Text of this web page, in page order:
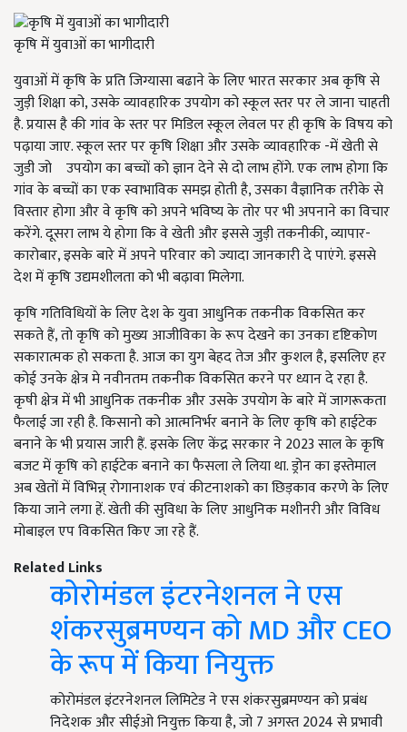
कृषि में युवाओं का भागीदारी
युवाओं में कृषि के प्रति जिग्यासा बढाने के लिए भारत सरकार अब कृषि से
जुड़ी शिक्षा को, उसके व्यावहारिक उपयोग को स्कूल स्तर पर ले जाना चाहती
है. प्रयास है की गांव के स्तर पर मिडिल स्कूल लेवल पर ही कृषि के विषय को
पढ़ाया जाए. स्कूल स्तर पर कृषि शिक्षा और उसके व्यावहारिक -में खेती से
जुडी जो उपयोग का बच्चों को ज्ञान देने से दो लाभ होंगे. एक लाभ होगा कि
गांव के बच्चों का एक स्वाभाविक समझ होती है, उसका वैज्ञानिक तरीके से
विस्तार होगा और वे कृषि को अपने भविष्य के तोर पर भी अपनाने का विचार
करेंगे. दूसरा लाभ ये होगा कि वे खेती और इससे जुड़ी तकनीकी, व्यापार-
कारोबार, इसके बारे में अपने परिवार को ज्यादा जानकारी दे पाएंगे. इससे
देश में कृषि उद्यमशीलता को भी बढ़ावा मिलेगा.
कृषि गतिविधियों के लिए देश के युवा आधुनिक तकनीक विकसित कर
सकते हैं, तो कृषि को मुख्य आजीविका के रूप देखने का उनका दृष्टिकोण
सकारात्मक हो सकता है. आज का युग बेहद तेज और कुशल है, इसलिए हर
कोई उनके क्षेत्र मे नवीनतम तकनीक विकसित करने पर ध्यान दे रहा है.
कृषी क्षेत्र में भी आधुनिक तकनीक और उसके उपयोग के बारे में जागरूकता
फैलाई जा रही है. किसानो को आत्मनिर्भर बनाने के लिए कृषि को हाईटेक
बनाने के भी प्रयास जारी हैं. इसके लिए केंद्र सरकार ने 2023 साल के कृषि
बजट में कृषि को हाईटेक बनाने का फैसला ले लिया था. ड्रोन का इस्तेमाल
अब खेतों में विभिन्न् रोगानाशक एवं कीटनाशको का छिड़काव करणे के लिए
किया जाने लगा हें. खेती की सुविधा के लिए आधुनिक मशीनरी और विविध
मोबाइल एप विकसित किए जा रहे हैं.
Related Links
कोरोमंडल इंटरनेशनल ने एस
शंकरसुब्रमण्यन को MD और CEO
के रूप में किया नियुक्त
कोरोमंडल इंटरनेशनल लिमिटेड ने एस शंकरसुब्रमण्यन को प्रबंध
निदेशक और सीईओ नियुक्त किया है, जो 7 अगस्त 2024 से प्रभावी